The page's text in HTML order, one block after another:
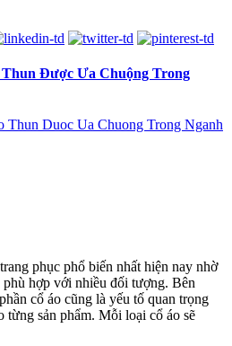
Được Ưa Chuộng Trong
phục phổ biến nhất hiện nay nhờ
hợp với nhiều đối tượng. Bên
cổ áo cũng là yếu tố quan trọng
từng sản phẩm. Mỗi loại cổ áo sẽ